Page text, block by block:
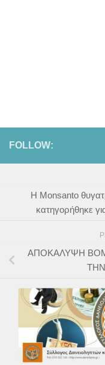
FOLLOW:
Η Monsanto
κατηγορήθηκε
ΑΠΟΚΑΛΥΨΗ
ΤΗΝ